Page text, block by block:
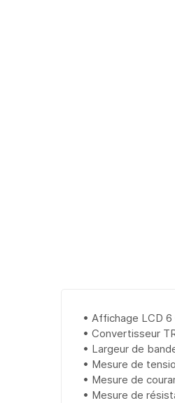
• Affichage LCD
• Convertisseur
• Largeur de
• Mesure de
• Mesure de
• Mesure de